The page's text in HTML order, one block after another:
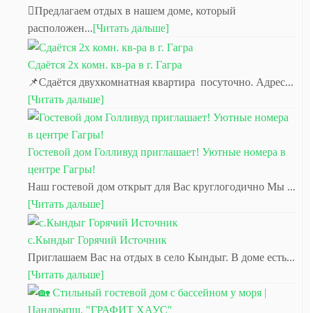
Предлагаем отдых в нашем доме, который
расположен...[Читать дальше]
Сдаётся 2х комн. кв-ра в г. Гагра
📌Сдаётся двухкомнатная квартира посуточно. Адрес...
[Читать дальше]
Гостевой дом Голливуд приглашает! Уютные номера в
центре Гагры!
Наш гостевой дом открыт для Вас круглогодично Мы ...
[Читать дальше]
с.Кындыг Горячий Источник
Приглашаем Вас на отдых в село Кындыг. В доме есть...
[Читать дальше]